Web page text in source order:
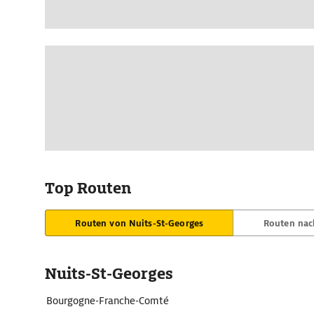
Top Routen
Routen von Nuits-St-Georges Routen
Nuits-St-Georges
Bourgogne-Franche-Comté